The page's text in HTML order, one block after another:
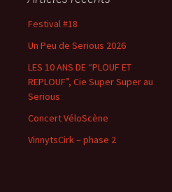
r
c
e
r
:
Festival #18
Un Peu de Serious 2026
LES 10 ANS DE “PLOUF ET
REPLOUF”, Cie Super Super au
Serious
Concert VéloScène
VinnytsCirk – phase 2